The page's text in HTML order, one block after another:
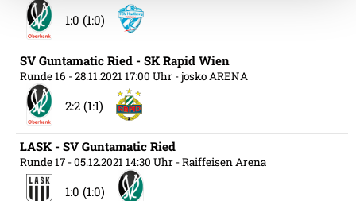
Empfänger entnehmen Sie unserer
Datenschutzerklärung
1:0 (1:0)
SV Guntamatic Ried - SK Rapid Wien
Runde 16 - 28.11.2021 17:00 Uhr - josko ARENA
2:2 (1:1)
LASK - SV Guntamatic Ried
Runde 17 - 05.12.2021 14:30 Uhr - Raiffeisen Arena
1:0 (1:0)